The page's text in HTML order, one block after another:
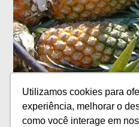
Utilizamos cookies para
experiência, melhorar o
como você interage em
Cultivo de abacaxi
novo sistema de